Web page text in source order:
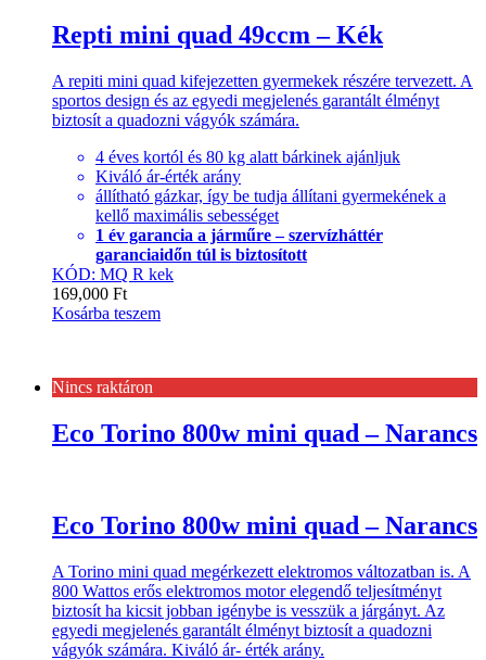
Repti mini quad 49ccm – Kék
A repiti mini quad kifejezetten gyermekek részére tervezett. A
sportos design és az egyedi megjelenés garantált élményt
biztosít a quadozni vágyók számára.
4 éves kortól és 80 kg alatt bárkinek ajánljuk
Kiváló ár-érték arány
állítható gázkar, így be tudja állítani gyermekének a
kellő maximális sebességet
1 év garancia a járműre – szervízháttér
garanciaidőn túl is biztosított
KÓD: MQ R kek
169,000 Ft
Kosárba teszem
Nincs raktáron
Eco Torino 800w mini quad – Narancs
Eco Torino 800w mini quad – Narancs
A Torino mini quad megérkezett elektromos változatban is. A
800 Wattos erős elektromos motor elegendő teljesítményt
biztosít ha kicsit jobban igénybe is vesszük a járgányt. Az
egyedi megjelenés garantált élményt biztosít a quadozni
vágyók számára. Kiváló ár- érték arány.